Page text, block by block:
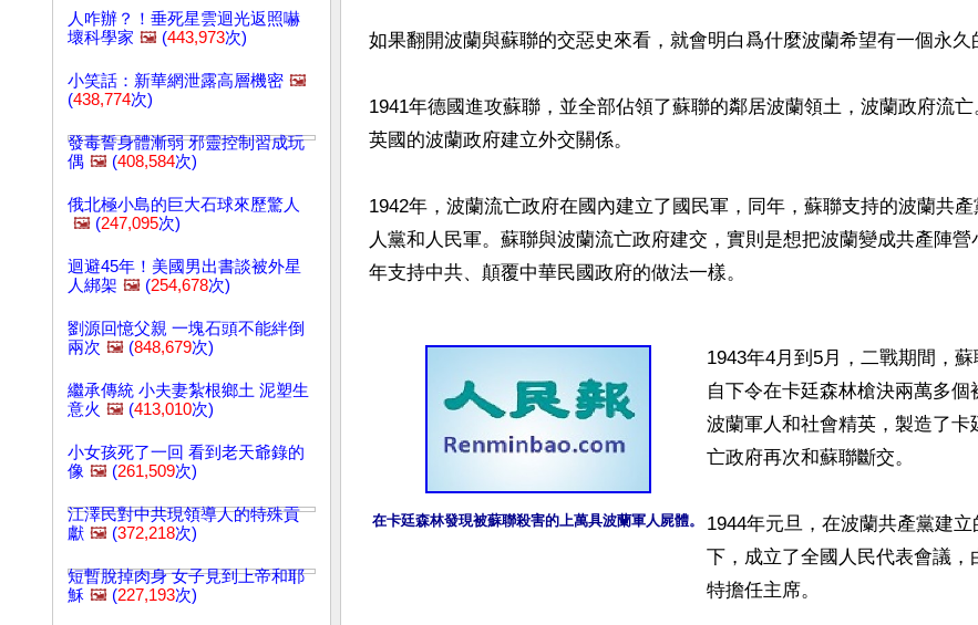
人咋辦？！垂死星雲迴光返照嚇
壞科學家 🖼️ (443,973次)
小笑話：新華網泄露高層機密 🖼️
(438,774次)
發毒誓身體漸弱 邪靈控制習成玩
偶 🖼️ (408,584次)
俄北極小島的巨大石球來歷驚人
🖼️ (247,095次)
迴避45年！美國男出書談被外星
人綁架 🖼️ (254,678次)
劉源回憶父親 一塊石頭不能絆倒
兩次 🖼️ (848,679次)
繼承傳統 小夫妻紮根鄉土 泥塑生
意火 🖼️ (413,010次)
小女孩死了一回 看到老天爺錄的
像 🖼️ (261,509次)
江澤民對中共現領導人的特殊貢
獻 🖼️ (372,218次)
短暫脫掉肉身 女子見到上帝和耶
穌 🖼️ (227,193次)
如果翻開波蘭與蘇聯的交惡史來看，就會明白爲什麼波蘭希望有一個永久
1941年德國進攻蘇聯，並全部佔領了蘇聯的鄰居波蘭領土，波蘭政府流
英國的波蘭政府建立外交關係。
1942年，波蘭流亡政府在國內建立了國民軍，同年，蘇聯支持的波蘭共
人黨和人民軍。蘇聯與波蘭流亡政府建交，實則是想把波蘭變成共產陣營
年支持中共、顛覆中華民國政府的做法一樣。
在卡廷森林發現被蘇聯殺害的上萬具波蘭軍人屍體。
1943年4月到5月，二戰期間，
自下令在卡廷森林槍決兩萬多個
波蘭軍人和社會精英，製造了卡
亡政府再次和蘇聯斷交。
1944年元旦，在波蘭共產黨建
下，成立了全國人民代表會議，
特擔任主席。